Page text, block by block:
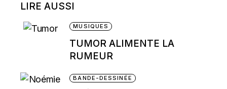
LIRE AUSSI
MUSIQUES
TUMOR ALIMENTE LA
RUMEUR
BANDE-DESSINÉE